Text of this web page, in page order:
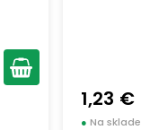
1,23 €
● Na sklade